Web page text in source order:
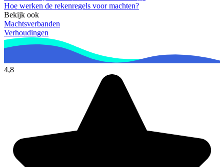
Hoe werken de rekenregels voor machten?
Bekijk ook
Machtsverbanden
Verhoudingen
4,8